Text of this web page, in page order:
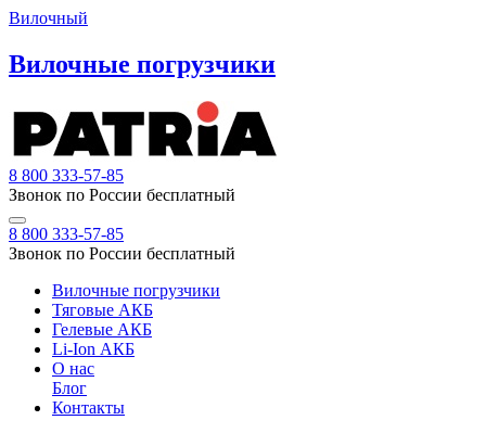
Вилочный
Вилочные погрузчики
8 800 333-57-85
Звонок по России бесплатный
8 800 333-57-85
Звонок по России бесплатный
Вилочные погрузчики
Тяговые АКБ
Гелевые АКБ
Li-Ion АКБ
О нас
Блог
Контакты